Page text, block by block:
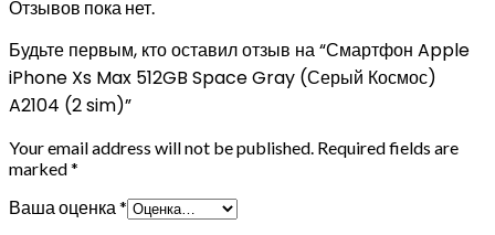
Отзывов пока нет.
Будьте первым, кто оставил отзыв на “Смартфон Apple
iPhone Xs Max 512GB Space Gray (Серый Космос)
A2104 (2 sim)”
Your email address will not be published. Required fields are
marked*
Ваша оценка *